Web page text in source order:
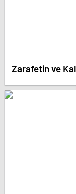
Zarafetin ve